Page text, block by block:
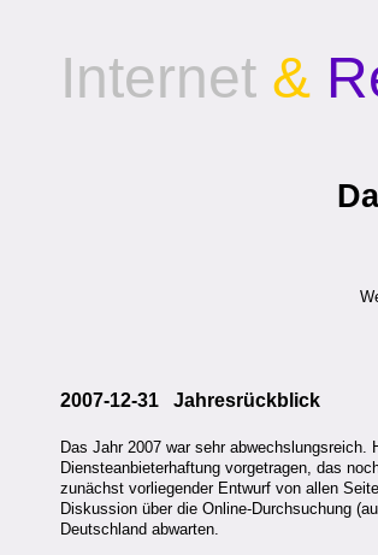
Internet &
2007-12-31 Jahresrückblick
Das Jahr 2007 war sehr
Diensteanbieterhaftung vorgetragen, das
zunächst vorliegender Entwurf von allen
Diskussion über die Online-Durchsuchung
Deutschland abwarten.